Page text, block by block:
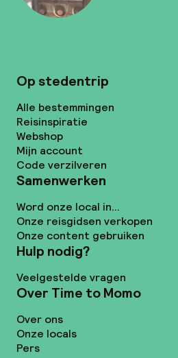
Op stedentrip
Alle bestemmingen
Reisinspiratie
Webshop
Mijn account
Code verzilveren
Samenwerken
Word onze local in...
Onze reisgidsen verkopen
Onze content gebruiken
Hulp nodig?
Veelgestelde vragen
Over Time to Momo
Over ons
Onze locals
Pers